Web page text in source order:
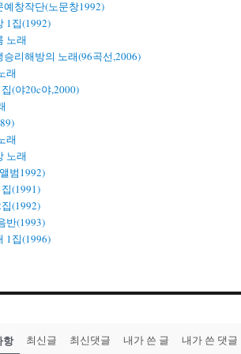
예창작단(노문창1992)
1집(1992)
노래
승리해방의 노래(96곡선,2006)
래
(야20c야,2000)
래
노래
범1992)
(1991)
(1992)
반(1993)
1집(1996)
항 최신글 최신댓글 내가 쓴 글 내가 쓴 댓글